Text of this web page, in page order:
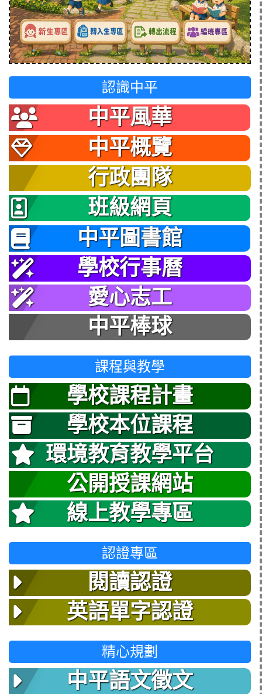
認識中平
中平風華
中平概覽
行政團隊
班級網頁
中平圖書館
學校行事曆
愛心志工
中平棒球
課程與教學
學校課程計畫
學校本位課程
環境教育教學平台
公開授課網站
線上教學專區
認證專區
閱讀認證
英語單字認證
精心規劃
中平語文徵文